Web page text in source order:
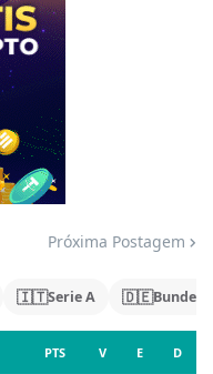
Próxima Postagem
🇮🇹Serie A 🇩🇪
PTS V E D